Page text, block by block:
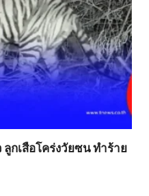
กเสือโคร่งวัยซน ทำร้าย